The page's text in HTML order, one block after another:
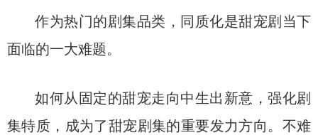
作为热门的剧集品类，同质化是甜宠剧当下
面临的一大难题。
如何从固定的甜宠走向中生出新意，强化剧
集特质，成为了甜宠剧集的重要发力方向。不难